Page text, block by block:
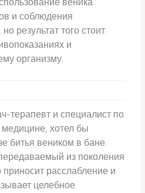
и соблюдения
результат того стоит.
и
организму.
терапевт и специалист по
хотел бы
битья веником в бане.
из поколения
приносит расслабление и
целебное